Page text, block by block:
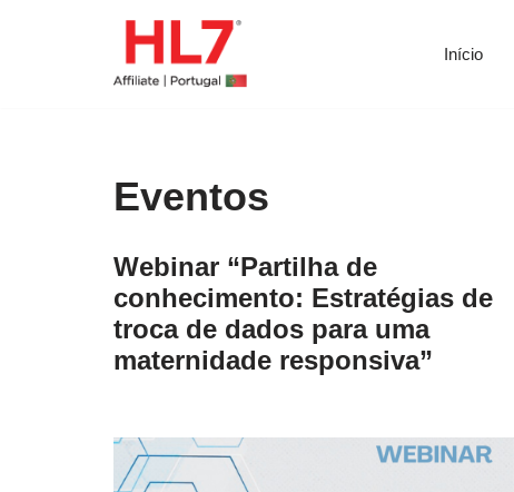
Início
Eventos
Webinar “Partilha de
conhecimento: Estratégias de
troca de dados para uma
maternidade responsiva”